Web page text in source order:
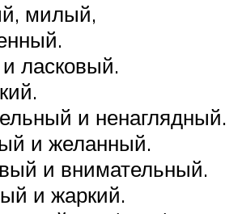
милый,
ласковый.
и ненаглядный.
и желанный.
и внимательный.
и жаркий.